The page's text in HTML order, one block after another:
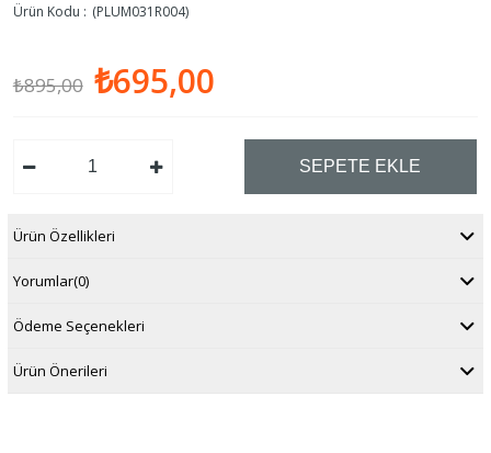
(PLUM031R004)
₺895,00 ₺695,00
Ürün Özellikleri
Yorumlar(0)
Ödeme Seçenekleri
Ürün Önerileri